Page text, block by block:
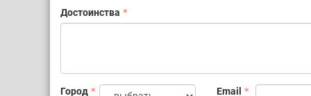
Достоинства
Город Email